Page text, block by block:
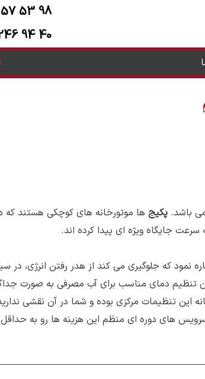
98 53 57 44 021
40 94 246 0992
باشد. پکیج ها موتورخانه های کوچکی هستند که
سرعت جایگاه ویژه ای پیدا کرده اند.
که جلوگیری می کند از هدر رفتن انرژی، در
امکان تنظیم دمای مناسب برای آب مصرفی به صورت
این تنظیمات مرکزی بوده و شما در آن نقشی
های دوره ای منظم این هزینه ها رو به حداقل